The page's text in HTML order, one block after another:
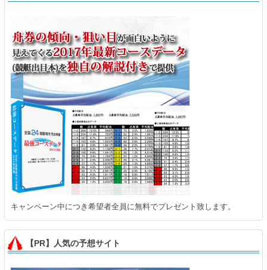
キャンペーン中につき希望者全員に無料でプレゼント致します。
【PR】人気の予想サイト